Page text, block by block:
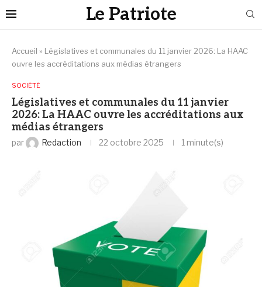
Le Patriote
Accueil » Législatives et communales du 11 janvier 2026: La HAAC
ouvre les accréditations aux médias étrangers
SOCIÉTÉ
Législatives et communales du 11 janvier
2026: La HAAC ouvre les accréditations aux
médias étrangers
par Redaction 22 octobre 2025 1 minute(s)